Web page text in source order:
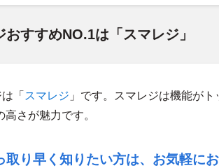
すすめNO.1は「スマレジ」
「 スマレジ 」です。スマレジは機能が
さが魅力です。
り早く知りたい方は、お気軽に